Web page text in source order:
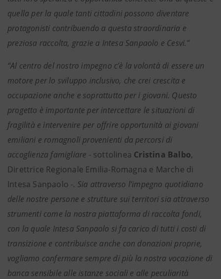
quella per la quale tanti cittadini possono diventare
protagonisti contribuendo a questa straordinaria e
preziosa raccolta, grazie a Intesa Sanpaolo e Cesvi.”
“Al centro del nostro impegno c’è la volontà di essere un
motore per lo sviluppo inclusivo, che crei crescita e
occupazione anche e soprattutto per i giovani. Questo
progetto è importante per intercettare le situazioni di
fragilità e intervenire per offrire opportunità ai giovani
emiliani e romagnoli provenienti da percorsi di
accoglienza famigliare - sottolinea Cristina Balbo,
Direttrice Regionale Emilia-Romagna e Marche di
Intesa Sanpaolo -. Sia attraverso l’impegno quotidiano
delle nostre persone e strutture sui territori sia attraverso
strumenti come la nostra piattaforma di raccolta fondi,
con la quale Intesa Sanpaolo si fa carico di tutti i costi di
transizione e contribuisce anche con donazioni proprie,
vogliamo confermare sempre di più la nostra vocazione di
banca sensibile alle istanze sociali e alle peculiarità